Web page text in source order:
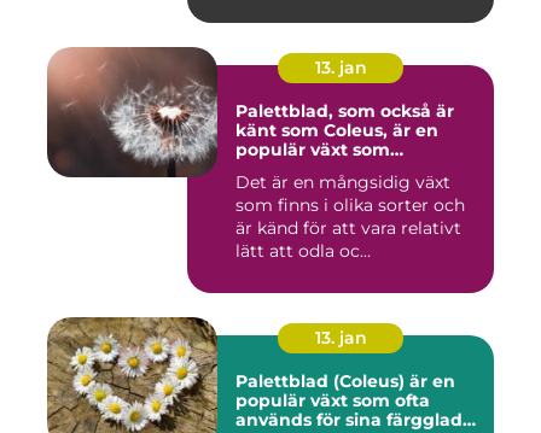
13. jan
Palettblad, som också är
känt som Coleus, är en
populär växt som
färgglada och mönstrade
blad
Det är en mångsidig växt
som finns i olika sorter och
är känd för att vara relativt
lätt att odla oc...
13. jan
Palettblad (Coleus) är en
populär växt som ofta
används för sina färgglada